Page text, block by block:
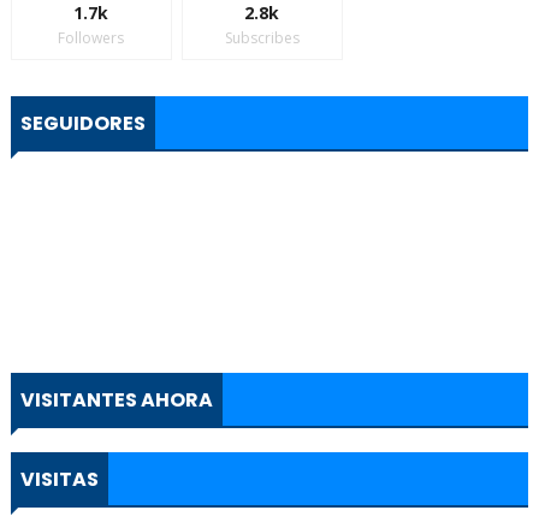
1.7k
Followers
2.8k
Subscribes
SEGUIDORES
VISITANTES AHORA
VISITAS